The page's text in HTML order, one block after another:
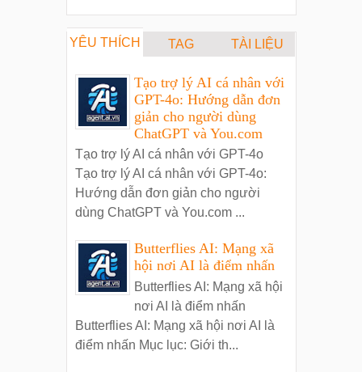
YÊU THÍCH TAG TÀI LIỆU
Tạo trợ lý AI cá nhân với
GPT-4o: Hướng dẫn đơn
giản cho người dùng
ChatGPT và You.com
Tạo trợ lý AI cá nhân với GPT-4o
Tạo trợ lý AI cá nhân với GPT-4o:
Hướng dẫn đơn giản cho người
dùng ChatGPT và You.com ...
Butterflies AI: Mạng xã
hội nơi AI là điểm nhấn
Butterflies AI: Mạng xã hội
nơi AI là điểm nhấn
Butterflies AI: Mạng xã hội nơi AI là
điểm nhấn Mục lục: Giới th...